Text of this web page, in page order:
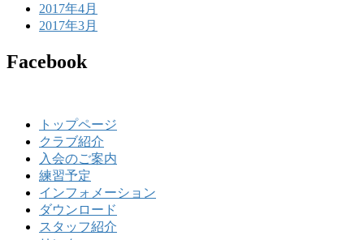
2017年4月
2017年3月
Facebook
トップページ
クラブ紹介
入会のご案内
練習予定
インフォメーション
ダウンロード
スタッフ紹介